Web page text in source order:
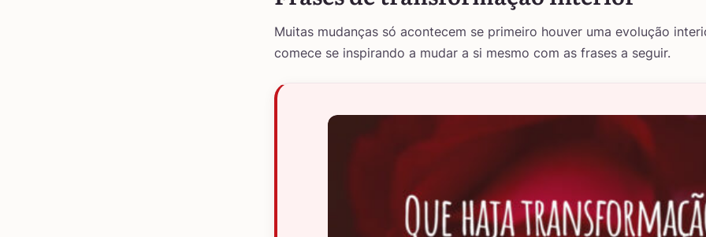
Muitas mudanças só acontecem se primeiro houver uma evolução
comece se inspirando a mudar a si mesmo com as frases a seguir.